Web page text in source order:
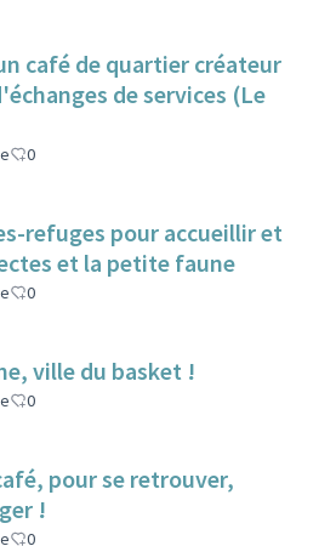
café de quartier créateur
de services (Le
0
refuges pour accueillir et
et la petite faune
0
ville du basket !
0
pour se retrouver,
!
0